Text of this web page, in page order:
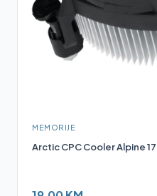
MEMORIJE
Arctic CPC Cooler Alpine 17